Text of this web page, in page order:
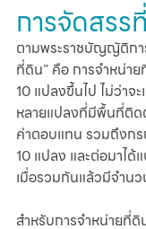
การจัดสรร
ตามพระราชบัญญัติก
ที่ดิน” คือ การจำหน่
10 แปลงขึ้นไป ไม่ว่า
หลายแปลงที่มีพื้นที่ติด
ค่าตอบแทน รวมถึงก
10 แปลง และต่อมาได้
เมื่อรวมกันแล้วมีจำน
สำหรับการจำหน่ายที่